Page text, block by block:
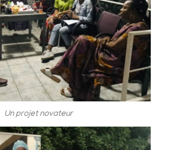
Un projet novateur